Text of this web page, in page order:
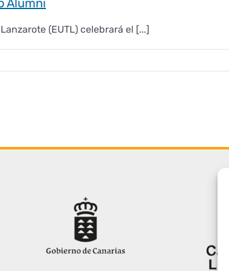
(EUTL) celebrará el [...]